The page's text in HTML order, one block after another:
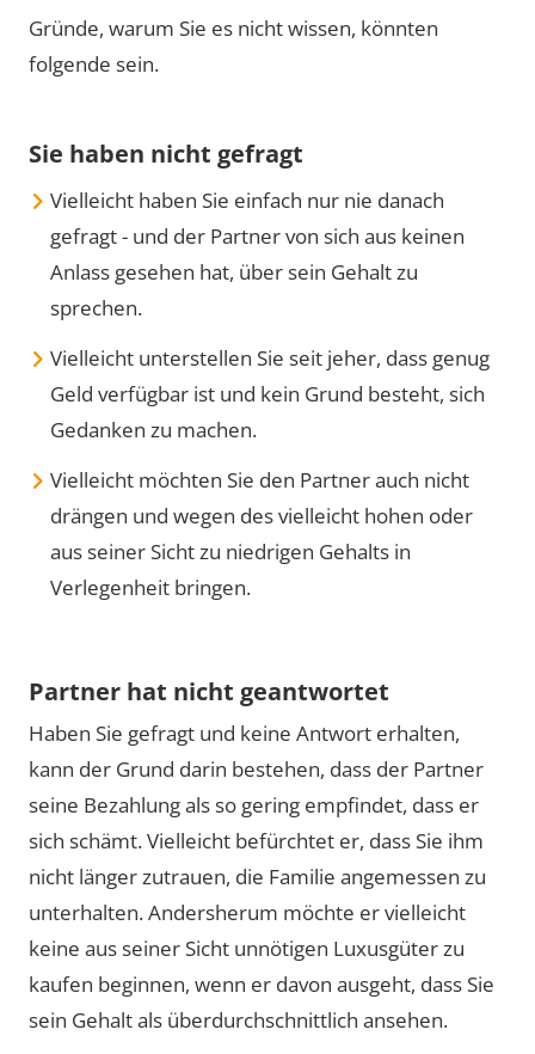
Gründe, warum Sie es nicht wissen, könnten
folgende sein.
Sie haben nicht gefragt
Vielleicht haben Sie einfach nur nie danach
gefragt - und der Partner von sich aus keinen
Anlass gesehen hat, über sein Gehalt zu
sprechen.
Vielleicht unterstellen Sie seit jeher, dass genug
Geld verfügbar ist und kein Grund besteht, sich
Gedanken zu machen.
Vielleicht möchten Sie den Partner auch nicht
drängen und wegen des vielleicht hohen oder
aus seiner Sicht zu niedrigen Gehalts in
Verlegenheit bringen.
Partner hat nicht geantwortet
Haben Sie gefragt und keine Antwort erhalten,
kann der Grund darin bestehen, dass der Partner
seine Bezahlung als so gering empfindet, dass er
sich schämt. Vielleicht befürchtet er, dass Sie ihm
nicht länger zutrauen, die Familie angemessen zu
unterhalten. Andersherum möchte er vielleicht
keine aus seiner Sicht unnötigen Luxusgüter zu
kaufen beginnen, wenn er davon ausgeht, dass Sie
sein Gehalt als überdurchschnittlich ansehen.